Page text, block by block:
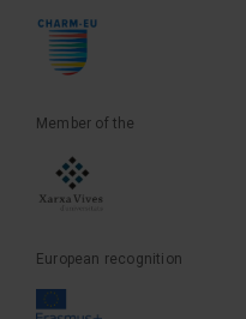
Member of the
European recognition